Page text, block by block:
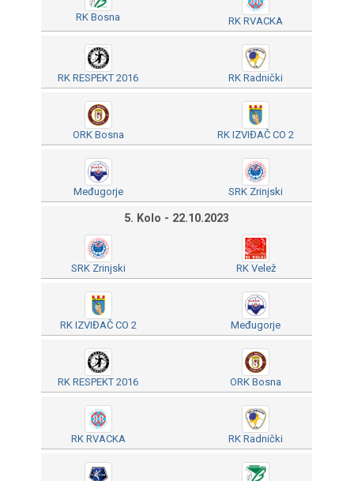
RK Bosna RK RVACKA
RK RESPEKT 2016 RK Radnički
ORK Bosna RK IZVIĐAČ CO 2
Međugorje SRK Zrinjski
5. Kolo - 22.10.2023
SRK Zrinjski RK Velež
RK IZVIĐAČ CO 2 Međugorje
RK RESPEKT 2016 ORK Bosna
RK RVACKA RK Radnički